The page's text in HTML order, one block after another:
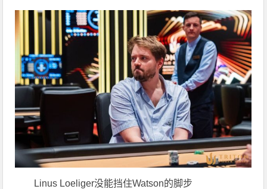
Linus Loeliger没能挡住Watson的脚步